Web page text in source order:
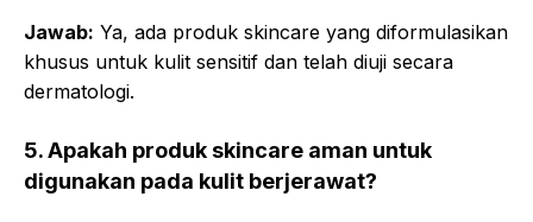
Jawab: Ya, ada produk skincare yang diformulasikan
khusus untuk kulit sensitif dan telah diuji secara
dermatologi.
5. Apakah produk skincare aman untuk
digunakan pada kulit berjerawat?